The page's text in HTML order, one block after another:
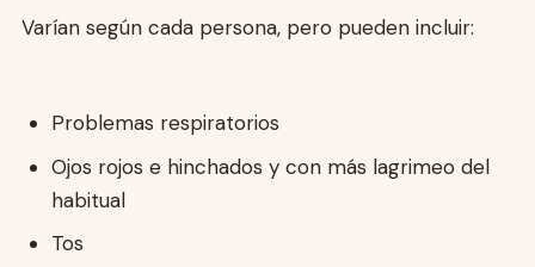
Varían según cada persona, pero pueden incluir:
Problemas respiratorios
Ojos rojos e hinchados y con más lagrimeo del
habitual
Tos